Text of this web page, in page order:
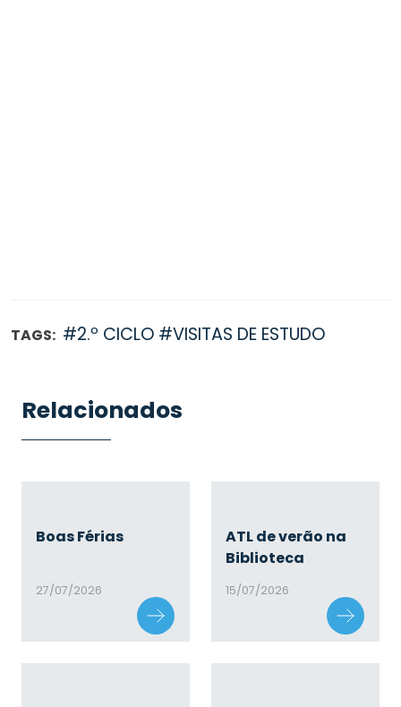
TAGS: #2.º CICLO #VISITAS DE ESTUDO
Relacionados
Boas Férias
27/07/2026
ATL de verão na
Biblioteca
15/07/2026